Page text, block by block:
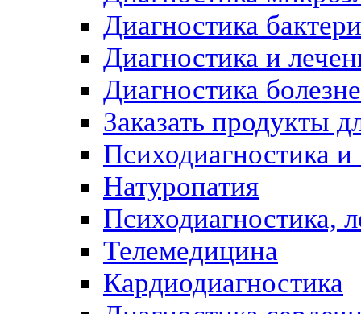
Диагностика
Диагностика и
Диагностика
Заказать продукты
Психодиагностика
Натуропатия
Психодиагностика,
Телемедицина
Кардиодиагностика